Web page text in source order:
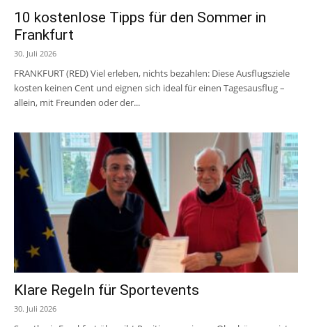
10 kostenlose Tipps für den Sommer in
Frankfurt
30. Juli 2026
FRANKFURT (RED) Viel erleben, nichts bezahlen: Diese Ausflugsziele
kosten keinen Cent und eignen sich ideal für einen Tagesausflug –
allein, mit Freunden oder der...
Klare Regeln für Sportevents
30. Juli 2026